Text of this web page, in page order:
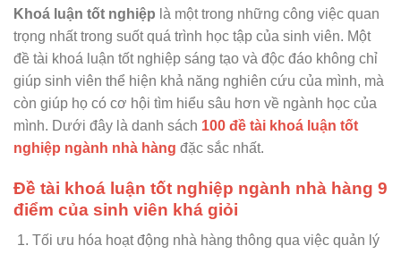
Khoá luận tốt nghiệp là một trong những công việc quan
trọng nhất trong suốt quá trình học tập của sinh viên. Một
đề tài khoá luận tốt nghiệp sáng tạo và độc đáo không chỉ
giúp sinh viên thể hiện khả năng nghiên cứu của mình, mà
còn giúp họ có cơ hội tìm hiểu sâu hơn về ngành học của
mình. Dưới đây là danh sách 100 đề tài khoá luận tốt
nghiệp ngành nhà hàng đặc sắc nhất.
Đề tài khoá luận tốt nghiệp ngành nhà hàng 9
điểm của sinh viên khá giỏi
Tối ưu hóa hoạt động nhà hàng thông qua việc quản lý